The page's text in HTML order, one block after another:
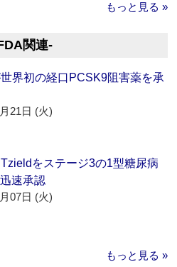
もっと見る »
関連‐
界初の経口PCSK9阻害薬を承
21日 (火)
をステージ3の1型糖尿病
速承認
07日 (火)
もっと見る »